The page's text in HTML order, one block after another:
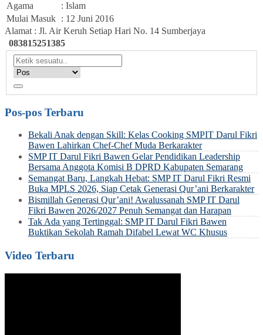
Agama
: Islam
Mulai Masuk : 12 Juni 2016
Alamat : Jl. Air Keruh Setiap Hari No. 14 Sumberjaya
083815251385
Pos-pos Terbaru
Bekali Anak dengan Skill: Kelas Cooking SMPIT Darul Fikri
Bawen Lahirkan Chef-Chef Muda Berkarakter
SMP IT Darul Fikri Bawen Gelar Pendidikan Leadership
Bersama Anggota Komisi B DPRD Kabupaten Semarang
Semangat Baru, Langkah Hebat: SMP IT Darul Fikri Resmi
Buka MPLS 2026, Siap Cetak Generasi Qur’ani Berkarakter
Bismillah Generasi Qur’ani! Awalussanah SMP IT Darul
Fikri Bawen 2026/2027 Penuh Semangat dan Harapan
Tak Ada yang Tertinggal: SMP IT Darul Fikri Bawen
Buktikan Sekolah Ramah Difabel Lewat WC Khusus
Video Terbaru